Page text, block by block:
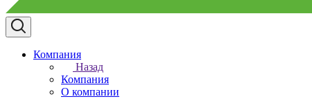
Компания
Назад
Компания
О компании